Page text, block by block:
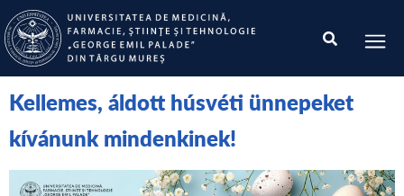
Kellemes, áldott húsvéti ünnepeket
kívánunk mindenkinek!